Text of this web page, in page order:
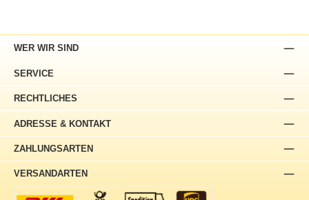
ADRESSE & KONTAKT
WER WIR SIND
SERVICE
RECHTLICHES
ZAHLUNGSARTEN
VERSANDARTEN